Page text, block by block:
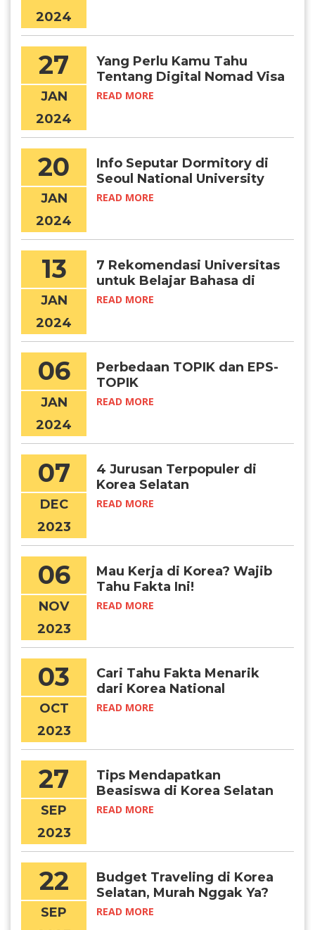
2024
27
JAN
2024
Yang Perlu Kamu Tahu
Tentang Digital Nomad Visa
Korea
READ MORE
20
JAN
2024
Info Seputar Dormitory di
Seoul National University
READ MORE
13
JAN
2024
7 Rekomendasi Universitas
untuk Belajar Bahasa di
Korea
READ MORE
06
JAN
2024
Perbedaan TOPIK dan EPS-
TOPIK
READ MORE
07
DEC
2023
4 Jurusan Terpopuler di
Korea Selatan
READ MORE
06
NOV
2023
Mau Kerja di Korea? Wajib
Tahu Fakta Ini!
READ MORE
03
OCT
2023
Cari Tahu Fakta Menarik
dari Korea National
Foundation Day
READ MORE
27
SEP
2023
Tips Mendapatkan
Beasiswa di Korea Selatan
Tahun 2024
READ MORE
22
SEP
Budget Traveling di Korea
Selatan, Murah Nggak Ya?
READ MORE